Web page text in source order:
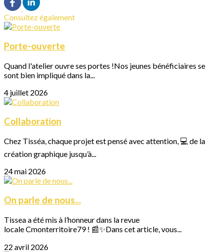
Consultez également
Porte-ouverte
Quand l'atelier ouvre ses portes !Nos jeunes bénéficiaires se
sont bien impliqué dans la...
4 juillet 2026
Collaboration
Chez Tisséa, chaque projet est pensé avec attention, 💻 de la
création graphique jusqu’à...
24 mai 2026
On parle de nous...
Tissea a été mis à l’honneur dans la revue
locale Cmonterritoire79 ! 📰✨Dans cet article, vous...
22 avril 2026